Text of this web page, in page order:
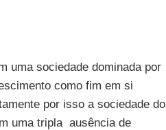
uma sociedade dominada por
como fim em si
por isso a sociedade do
uma tripla ausência de